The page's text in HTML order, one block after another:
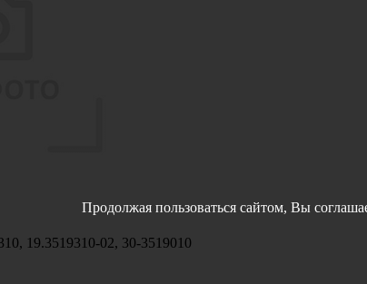
19.3519310-02, 30-3519010
Продолжая пользоваться сайтом, Вы